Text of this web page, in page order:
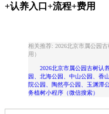
+认养入口+流程+费用
相关推荐: 2026北京市属公园
用）
2026北京市属公园古树认
园、北海公园、中山公园、香
院公园、陶然亭公园、玉渊
务植树小程序（微信搜索